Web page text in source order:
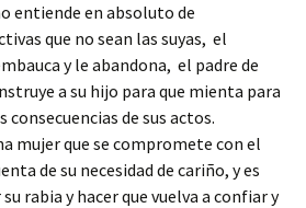
entiende en absoluto de
que no sean las suyas, el
y le abandona, el padre de
a su hijo para que mienta para
consecuencias de sus actos.
mujer que se compromete con el
de su necesidad de cariño, y es
rabia y hacer que vuelva a confiar y